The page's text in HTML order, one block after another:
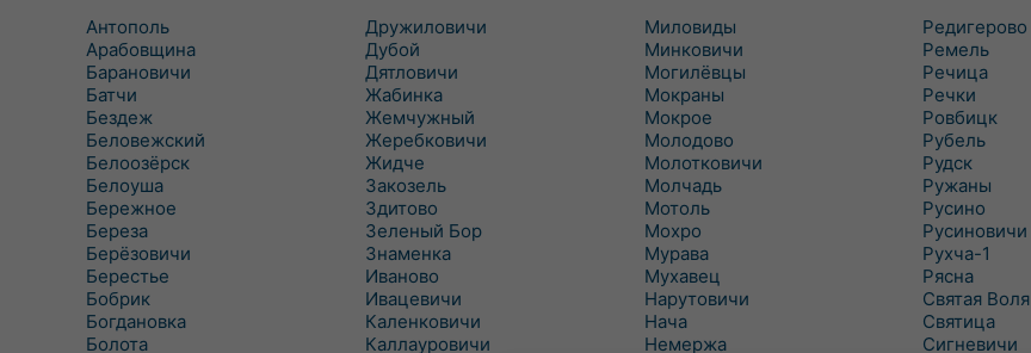
Антополь
Арабовщина
Барановичи
Батчи
Бездеж
Беловежский
Белоозёрск
Белоуша
Бережное
Береза
Берёзовичи
Берестье
Бобрик
Богдановка
Болота
Дружиловичи
Дубой
Дятловичи
Жабинка
Жемчужный
Жеребковичи
Жидче
Закозель
Здитово
Зеленый Бор
Знаменка
Иваново
Ивацевичи
Каленковичи
Каллауровичи
Миловиды
Минковичи
Могилёвцы
Мокраны
Мокрое
Молодово
Молотковичи
Молчадь
Мотоль
Мохро
Мурава
Мухавец
Нарутовичи
Нача
Немержа
Редигерово
Ремель
Речица
Речки
Ровбицк
Рубель
Рудск
Ружаны
Русино
Русиновичи
Рухча-1
Рясна
Святая Воля
Святица
Сигневичи